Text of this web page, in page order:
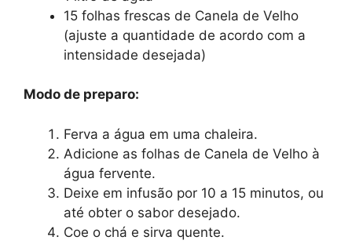
15 folhas frescas de Canela de Velho
(ajuste a quantidade de acordo com a
intensidade desejada)
Modo de preparo:
Ferva a água em uma chaleira.
Adicione as folhas de Canela de Velho à
água fervente.
Deixe em infusão por 10 a 15 minutos, ou
até obter o sabor desejado.
Coe o chá e sirva quente.